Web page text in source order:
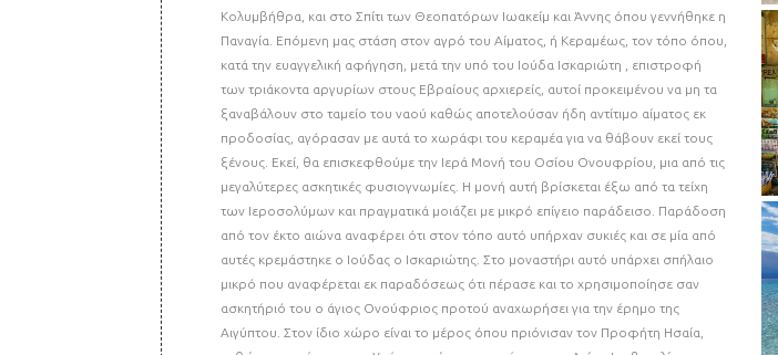
Κολυμβήθρα, και στο Σπίτι των Θεοπατόρων Ιωακείμ και Άννης όπου γεννήθηκε η
Παναγία. Επόμενη μας στάση στον αγρό του Αίματος, ή Κεραμέως, τον τόπο όπου,
κατά την ευαγγελική αφήγηση, μετά την υπό του Ιούδα Ισκαριώτη , επιστροφή
των τριάκοντα αργυρίων στους Εβραίους αρχιερείς, αυτοί προκειμένου να μη τα
ξαναβάλουν στο ταμείο του ναού καθώς αποτελούσαν ήδη αντίτιμο αίματος εκ
προδοσίας, αγόρασαν με αυτά το χωράφι του κεραμέα για να θάβουν εκεί τους
ξένους. Εκεί, θα επισκεφθούμε την Ιερά Μονή του Οσίου Ονουφρίου, μια από τις
μεγαλύτερες ασκητικές φυσιογνωμίες. Η μονή αυτή βρίσκεται έξω από τα τείχη
των Ιεροσολύμων και πραγματικά μοιάζει με μικρό επίγειο παράδεισο. Παράδοση
από τον έκτο αιώνα αναφέρει ότι στον τόπο αυτό υπήρχαν συκιές και σε μία από
αυτές κρεμάστηκε ο Ιούδας ο Ισκαριώτης. Στο μοναστήρι αυτό υπάρχει σπήλαιο
μικρό που αναφέρεται εκ παραδόσεως ότι πέρασε και το χρησιμοποίησε σαν
ασκητήριό του ο άγιος Ονούφριος προτού αναχωρήσει για την έρημο της
Αιγύπτου. Στον ίδιο χώρο είναι το μέρος όπου πριόνισαν τον Προφήτη Ησαία,